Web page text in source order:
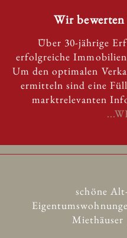
Wir
Über 30-jährige
erfolgreiche
Um den optimalen
ermitteln sind eine
marktrelevanten
schöne